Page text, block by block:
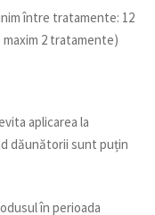
între tratamente: 12
maxim 2 tratamente)
aplicarea la
dăunătorii sunt puțin
în perioada